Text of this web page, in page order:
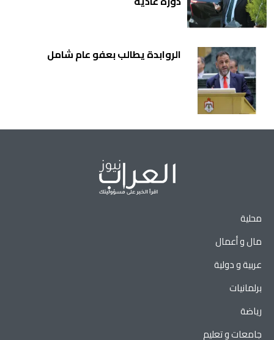
الروابدة يطالب بعفو عام شامل
محلية
مال و أعمال
عربية و دولية
برلمانيات
رياضة
جامعات و تعليم